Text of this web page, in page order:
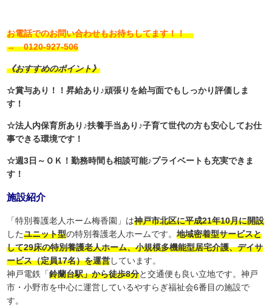
お電話でのお問い合わせもお待ちしてます！！
→ 0120-927-506
《おすすめのポイント》
☆賞与あり！！昇給あり♪頑張りを給与面でもしっかり評価しま
す！
☆法人内保育所あり♪扶養手当あり♪子育て世代の方も安心してお仕
事できる環境です！
☆週3日～ＯＫ！勤務時間も相談可能♪プライベートも充実できま
す！
施設紹介
「特別養護老人ホーム梅香園」は神戸市北区に平成21年10月に開設
したユニット型の特別養護老人ホームです。地域密着型サービスと
して29床の特別養護老人ホーム、小規模多機能型居宅介護、デイサ
ービス（定員17名）を運営しています。
神戸電鉄「鈴蘭台駅」から徒歩8分と交通便も良い立地です。神戸
市・小野市を中心に運営しているやすらぎ福祉会6番目の施設で
す。